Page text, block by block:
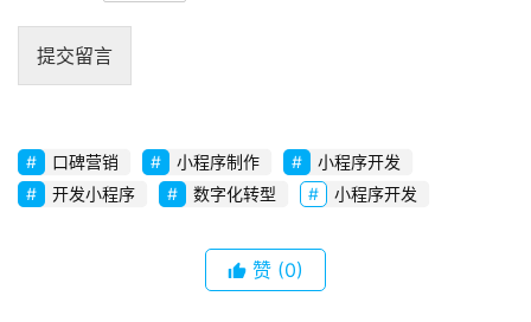
s
码
提交留言
口碑营销 小程序制作
小程序开发
开发小程序
数字化转型 小程序开发
赞 (0)